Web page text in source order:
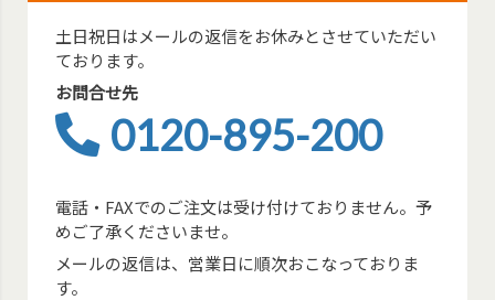
土日祝日はメールの返信をお休みとさせていただい
ております。
お問合せ先
0120-895-200
電話・FAXでのご注文は受け付けておりません。予
めご了承くださいませ。
メールの返信は、営業日に順次おこなっておりま
す。